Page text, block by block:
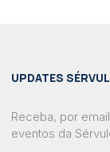
UPDATES
Receba, por
eventos da